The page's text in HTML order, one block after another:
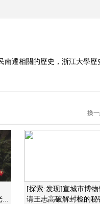
2010-02-03 13:11:06
2010-02-03 05:06:37
南遷相關的歷史，浙江大學歷
換一
...
[探索·发现]宣城市博物
请王志高破解封检的秘